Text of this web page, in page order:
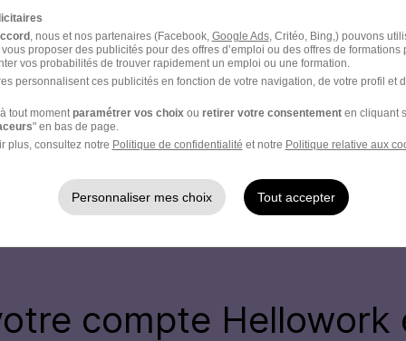
du secteur aéronautique et défense du
magazine TIME.
persuadés que chaque talent compte, nous valorisons
en situation de handicap pour nos opportunités
: 2026-174732
compte Hellowork
, nous et nos partenaires (Facebook, Google Ads, Critéo, Bing,) pouvons
proposer des publicités pour des offres d’emploi ou des offres de formations
vos probabilités de trouver rapidement un emploi ou une formation.
personnalisent ces publicités en fonction de votre navigation, de votre profil et
tout moment paramétrer vos choix ou retirer votre consentementen cliquant
" en bas de page.
plus, consultez notre Politique de confidentialité et notre Politique relative aux
Personnaliser mes choix Tout accepter